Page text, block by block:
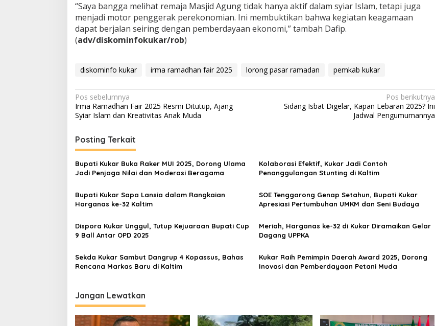
“Saya bangga melihat remaja Masjid Agung tidak hanya aktif dalam syiar Islam, tetapi juga
menjadi motor penggerak perekonomian. Ini membuktikan bahwa kegiatan keagamaan
dapat berjalan seiring dengan pemberdayaan ekonomi,” tambah Dafip.
(adv/diskominfokukar/rob)
diskominfo kukar irma ramadhan fair 2025 lorong pasar ramadan pemkab kukar
Navigasi
pos
Pos sebelumnya
Irma Ramadhan Fair 2025 Resmi Ditutup, Ajang
Syiar Islam dan Kreativitas Anak Muda
Pos berikutnya
Sidang Isbat Digelar, Kapan Lebaran 2025? Ini
Jadwal Pengumumannya
Posting Terkait
Bupati Kukar Buka Raker MUI 2025, Dorong Ulama
Jadi Penjaga Nilai dan Moderasi Beragama
Kolaborasi Efektif, Kukar Jadi Contoh
Penanggulangan Stunting di Kaltim
Bupati Kukar Sapa Lansia dalam Rangkaian
Harganas ke-32 Kaltim
SOE Tenggarong Genap Setahun, Bupati Kukar
Apresiasi Pertumbuhan UMKM dan Seni Budaya
Dispora Kukar Unggul, Tutup Kejuaraan Bupati Cup
9 Ball Antar OPD 2025
Meriah, Harganas ke-32 di Kukar Diramaikan Gelar
Dagang UPPKA
Sekda Kukar Sambut Dangrup 4 Kopassus, Bahas
Rencana Markas Baru di Kaltim
Kukar Raih Pemimpin Daerah Award 2025, Dorong
Inovasi dan Pemberdayaan Petani Muda
Jangan Lewatkan